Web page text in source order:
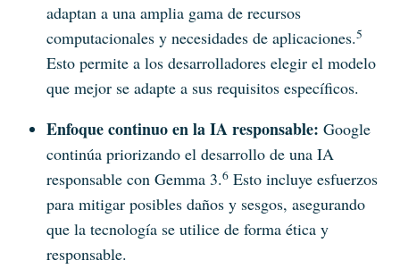
adaptan a una amplia gama de recursos
computacionales y necesidades de aplicaciones.5
Esto permite a los desarrolladores elegir el modelo
que mejor se adapte a sus requisitos específicos.
Enfoque continuo en la IA responsable: Google
continúa priorizando el desarrollo de una IA
responsable con Gemma 3.6 Esto incluye esfuerzos
para mitigar posibles daños y sesgos, asegurando
que la tecnología se utilice de forma ética y
responsable.